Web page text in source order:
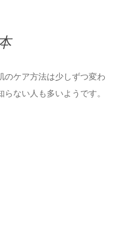
のケア方法は少しずつ変わ
ない人も多いようです。